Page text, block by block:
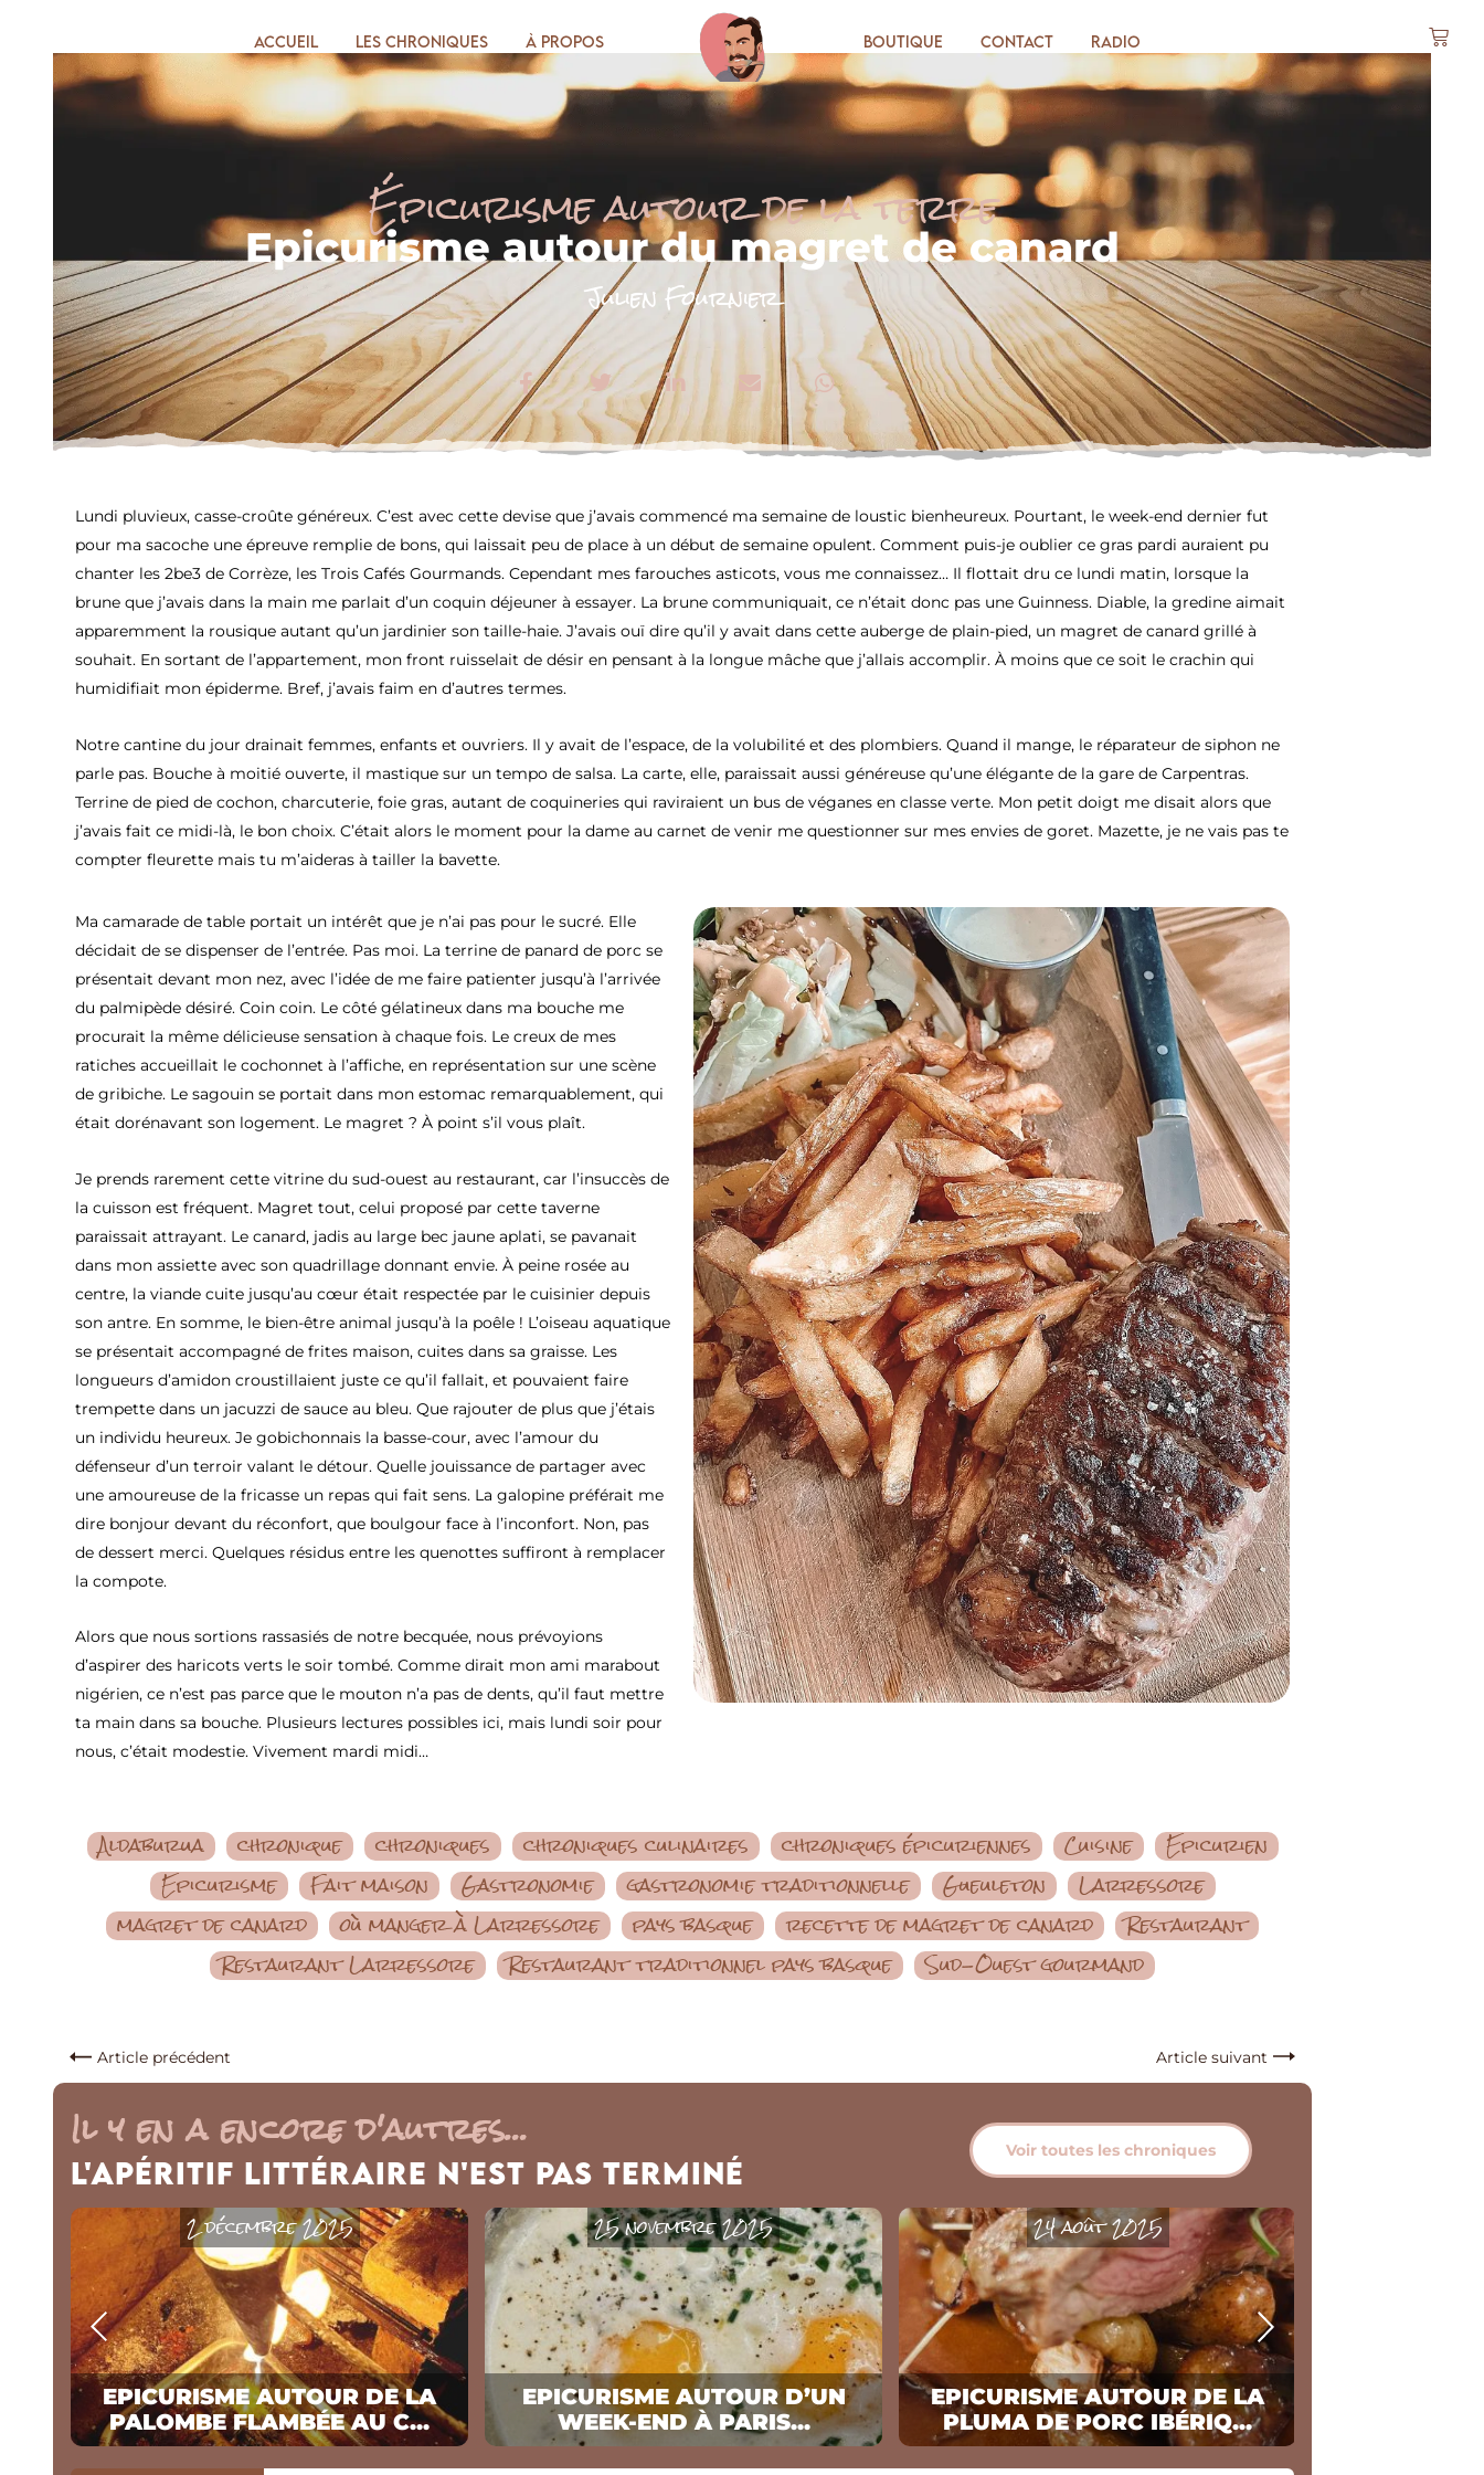
Accueil Les chroniques À propos Boutique Contact Radio
Épicurisme autour de la terre
Epicurisme autour du magret de canard
Julien Fournier
Lundi pluvieux, casse-croûte généreux. C’est avec cette devise que j’avais commencé ma semaine de loustic bienheureux. Pourtant, le week-end dernier fut
pour ma sacoche une épreuve remplie de bons, qui laissait peu de place à un début de semaine opulent. Comment puis-je oublier ce gras pardi auraient pu
chanter les 2be3 de Corrèze, les Trois Cafés Gourmands. Cependant mes farouches asticots, vous me connaissez… Il flottait dru ce lundi matin, lorsque la
brune que j’avais dans la main me parlait d’un coquin déjeuner à essayer. La brune communiquait, ce n’était donc pas une Guinness. Diable, la gredine aimait
apparemment la rousique autant qu’un jardinier son taille-haie. J’avais ouï dire qu’il y avait dans cette auberge de plain-pied, un magret de canard grillé à
souhait. En sortant de l’appartement, mon front ruisselait de désir en pensant à la longue mâche que j’allais accomplir. À moins que ce soit le crachin qui
humidifiait mon épiderme. Bref, j’avais faim en d’autres termes.
Notre cantine du jour drainait femmes, enfants et ouvriers. Il y avait de l’espace, de la volubilité et des plombiers. Quand il mange, le réparateur de siphon ne
parle pas. Bouche à moitié ouverte, il mastique sur un tempo de salsa. La carte, elle, paraissait aussi généreuse qu’une élégante de la gare de Carpentras.
Terrine de pied de cochon, charcuterie, foie gras, autant de coquineries qui raviraient un bus de véganes en classe verte. Mon petit doigt me disait alors que
j’avais fait ce midi-là, le bon choix. C’était alors le moment pour la dame au carnet de venir me questionner sur mes envies de goret. Mazette, je ne vais pas te
compter fleurette mais tu m’aideras à tailler la bavette.
Ma camarade de table portait un intérêt que je n’ai pas pour le sucré. Elle
décidait de se dispenser de l’entrée. Pas moi. La terrine de panard de porc se
présentait devant mon nez, avec l’idée de me faire patienter jusqu’à l’arrivée
du palmipède désiré. Coin coin. Le côté gélatineux dans ma bouche me
procurait la même délicieuse sensation à chaque fois. Le creux de mes
ratiches accueillait le cochonnet à l’affiche, en représentation sur une scène
de gribiche. Le sagouin se portait dans mon estomac remarquablement, qui
était dorénavant son logement. Le magret ? À point s’il vous plaît.
Je prends rarement cette vitrine du sud-ouest au restaurant, car l’insuccès de
la cuisson est fréquent. Magret tout, celui proposé par cette taverne
paraissait attrayant. Le canard, jadis au large bec jaune aplati, se pavanait
dans mon assiette avec son quadrillage donnant envie. À peine rosée au
centre, la viande cuite jusqu’au cœur était respectée par le cuisinier depuis
son antre. En somme, le bien-être animal jusqu’à la poêle ! L’oiseau aquatique
se présentait accompagné de frites maison, cuites dans sa graisse. Les
longueurs d’amidon croustillaient juste ce qu’il fallait, et pouvaient faire
trempette dans un jacuzzi de sauce au bleu. Que rajouter de plus que j’étais
un individu heureux. Je gobichonnais la basse-cour, avec l’amour du
défenseur d’un terroir valant le détour. Quelle jouissance de partager avec
une amoureuse de la fricasse un repas qui fait sens. La galopine préférait me
dire bonjour devant du réconfort, que boulgour face à l’inconfort. Non, pas
de dessert merci. Quelques résidus entre les quenottes suffiront à remplacer
la compote.
Alors que nous sortions rassasiés de notre becquée, nous prévoyions
d’aspirer des haricots verts le soir tombé. Comme dirait mon ami marabout
nigérien, ce n’est pas parce que le mouton n’a pas de dents, qu’il faut mettre
ta main dans sa bouche. Plusieurs lectures possibles ici, mais lundi soir pour
nous, c’était modestie. Vivement mardi midi…
Aldaburua chronique chroniques chroniques culinaires chroniques épicuriennes Cuisine
Epicurien
Epicurisme
Fait maison Gastronomie gastronomie traditionnelle Gueuleton
Larressore
magret de canard
où manger à Larressore pays basque recette de magret de canard
Restaurant
Restaurant Larressore
Restaurant traditionnel pays basque Sud-Ouest gourmand
Article précédent Article suivant
Il y en a encore d'autres...
L'Apéritif Littéraire n'est pas Terminé
Voir toutes les chroniques
2 décembre 2025
EPICURISME AUTOUR DE LA
PALOMBE FLAMBÉE AU C...
25 novembre 2025
EPICURISME AUTOUR D’UN
WEEK-END À PARIS...
24 août 2025
EPICURISME AUTOUR DE LA
PLUMA DE PORC IBÉRIQ...